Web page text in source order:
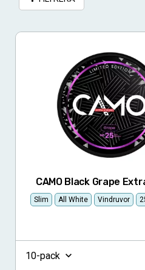
CAMO Black Grape
Slim All White Vindruvor
10-pack